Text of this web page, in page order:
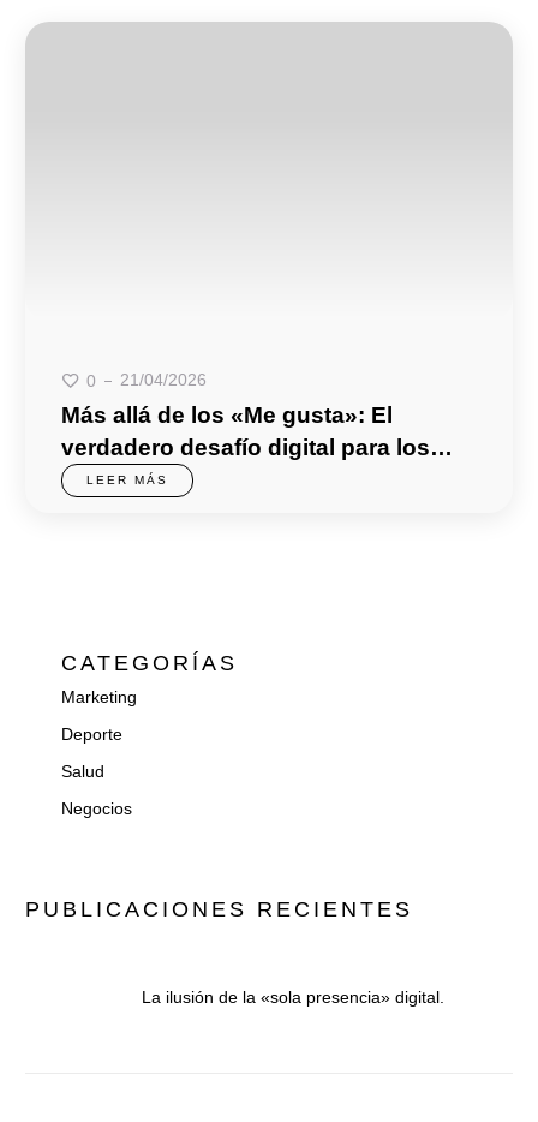
0 21/04/2026
Más allá de los «Me gusta»: El
verdadero desafío digital para los
comercios PyME 🚀
LEER MÁS
CATEGORÍAS
Marketing
Deporte
Salud
Negocios
PUBLICACIONES RECIENTES
La ilusión de la «sola presencia» digital.